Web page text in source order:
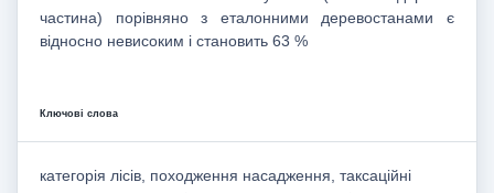
частина) порівняно з еталонними деревостанами є
відносно невисоким і становить 63 %
Ключові слова
категорія лісів, походження насадження, таксаційні